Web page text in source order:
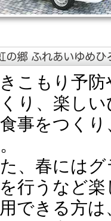
こもり予
り、楽し
事をつく
、春には
行うなど
できる方